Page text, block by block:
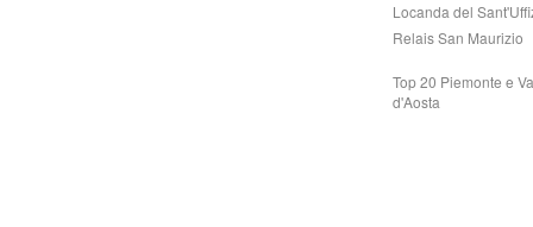
Locanda del
Relais San Maurizio
Top 20 Piemonte e
d'Aosta